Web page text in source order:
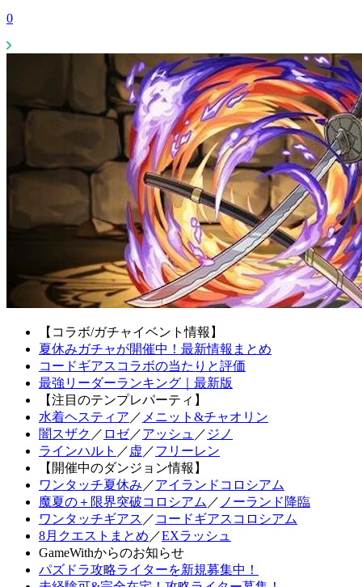
0
【コラボ/ガチャイベント情報】
夏休みガチャが開催中！最新情報まとめ
コードギアスコラボの当たりと評価
最強リーダーランキング｜最新版
【注目のテンプレパーティ】
水着ヘスティア ／ メニット&チャオリン
闇スザク ／ ロゼ／アッシュ ／ ジノ
ラインハルト ／ 虚 ／フリーレン
【開催中のダンジョン情報】
ワンタッチ夏休み ／アイランドコロシアム
魔夏の＋限界突破コロシアム ／ ノーランド降臨
ワンタッチギアス ／ コードギアスコロシアム
8月クエストまとめ ／EXラッシュ
GameWithからのお知らせ
パズドラ攻略ライターを新規募集中！